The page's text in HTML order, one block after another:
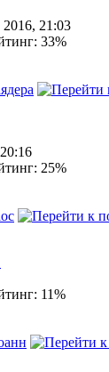
2016, 21:03
33%
25%
11%